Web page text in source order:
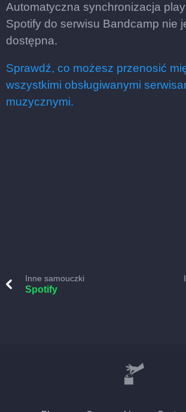
Automatyczna synchronizacja
Spotify do serwisu Bandcamp nie
dostępna.
Sprawdź, co możesz przenosić
wszystkimi obsługiwanymi
muzycznymi.
Inne samouczki
Spotify